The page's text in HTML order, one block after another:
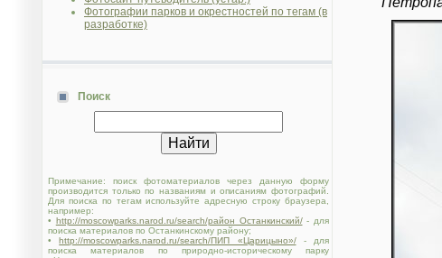
Фотографии парков и окрестностей по тегам (в
разработке)
Поиск
Примечание: поиск фотоматериалов через данную форму
производится только по названиям и описаниям фотографий.
Для поиска по тегам используйте адресную строку браузера,
например:
• http://moscowparks.narod.ru/search/район Останкинский/- для
поиска материалов по Останкинскому району;
•http://moscowparks.narod.ru/search/ПИП «Царицыно»/- для
поиска материалов по природно-историческому парку